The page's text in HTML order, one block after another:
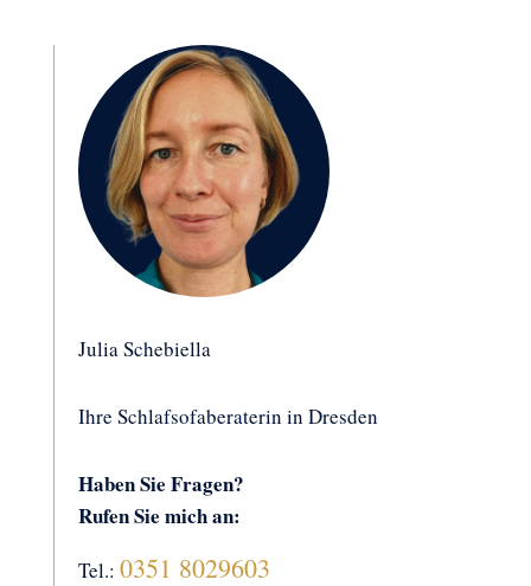
Julia Schebiella
Ihre Schlafsofaberaterin in Dresden
Haben Sie Fragen?
Rufen Sie mich an:
Tel.: 0351 8029603